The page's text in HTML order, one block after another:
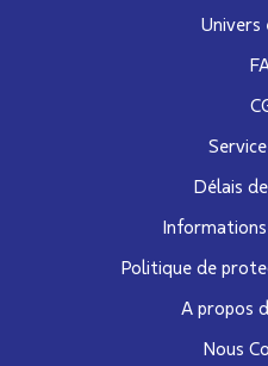
Univers
Délais
Politique de
A propos
Nous